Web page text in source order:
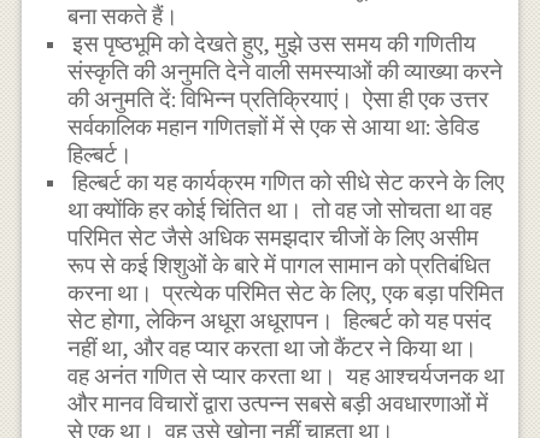
बना सकते हैं।
इस पृष्ठभूमि को देखते हुए, मुझे उस समय की गणितीय
संस्कृति की अनुमति देने वाली समस्याओं की व्याख्या करने
की अनुमति दें: विभिन्न प्रतिक्रियाएं। ऐसा ही एक उत्तर
सर्वकालिक महान गणितज्ञों में से एक से आया था: डेविड
हिल्बर्ट।
हिल्बर्ट का यह कार्यक्रम गणित को सीधे सेट करने के लिए
था क्योंकि हर कोई चिंतित था। तो वह जो सोचता था वह
परिमित सेट जैसे अधिक समझदार चीजों के लिए असीम
रूप से कई शिशुओं के बारे में पागल सामान को प्रतिबंधित
करना था। प्रत्येक परिमित सेट के लिए, एक बड़ा परिमित
सेट होगा, लेकिन अधूरा अधूरापन। हिल्बर्ट को यह पसंद
नहीं था, और वह प्यार करता था जो कैंटर ने किया था।
वह अनंत गणित से प्यार करता था। यह आश्चर्यजनक था
और मानव विचारों द्वारा उत्पन्न सबसे बड़ी अवधारणाओं में
से एक था। वह उसे खोना नहीं चाहता था।